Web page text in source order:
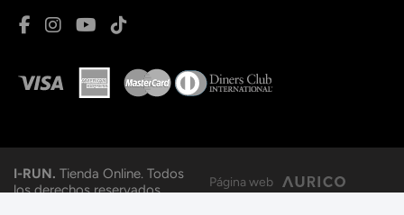
I-RUN. Tienda Online. Todos
los derechos reservados.
Página web